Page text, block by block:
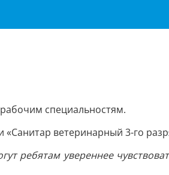
специальностям.
ветеринарный 3-го
ребятам увереннее